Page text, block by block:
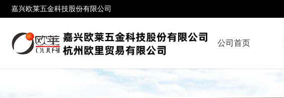
嘉兴欧莱五金科技股份有限公司
公司首页